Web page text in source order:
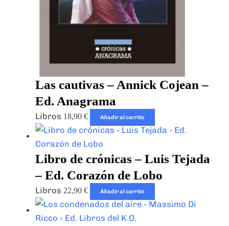
Las cautivas – Annick Cojean –
Ed. Anagrama
Libros 18,90€ Añadir al carrito
Libro de crónicas – Luis Tejada
– Ed. Corazón de Lobo
Libros22,90€ Añadir al carrito